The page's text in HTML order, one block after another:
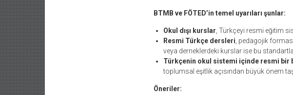
BTMB ve FÖTED’in temel uyarıları şunlar:
Okul dışı kurslar , Türkçeyi resmi eğitim
Resmi Türkçe dersleri , pedagojik
veya derneklerdeki kurslar ise bu
Türkçenin okul sistemi içinde resmi bir
toplumsal eşitlik açısından büyük önem
Öneriler: